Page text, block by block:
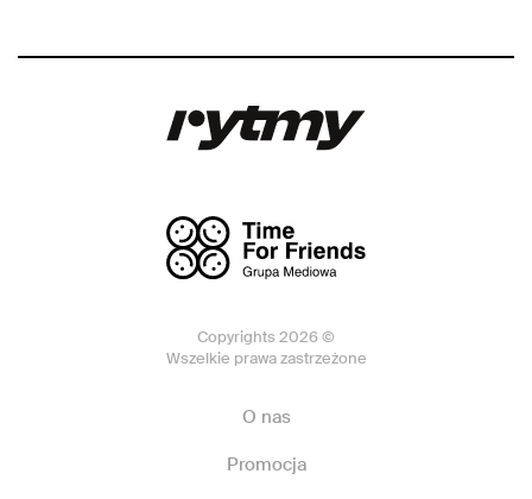
Copyrights 2026 ©
Wszelkie prawa zastrzeżone
O nas
Promocja